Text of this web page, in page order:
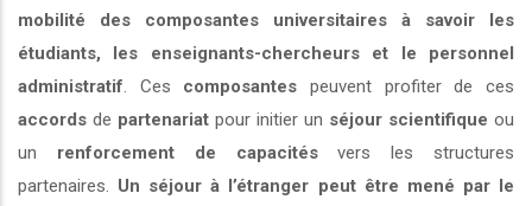
mobilité des composantes universitaires à savoir les
étudiants, les enseignants-chercheurs et le personnel
administratif . Ces composantes peuvent profiter de ces
accords de partenariat pour initier un séjour scientifique ou
un renforcement de capacitésvers les structures
partenaires. Un séjour à l’étranger peut être mené par le